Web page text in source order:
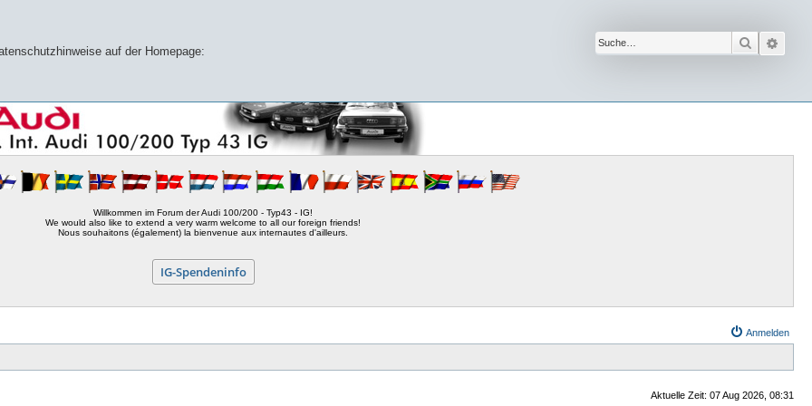
auf der Homepage:
Suche
Willkommen im Forum der Audi 100/200 - Typ43 - IG!
We would also like to extend a very warm welcome to all our foreign friends!
Nous souhaitons (également) la bienvenue aux internautes d'ailleurs.
IG-Spendeninfo
Anmelden
Aktuelle Zeit: 07 Aug 2026, 08:31